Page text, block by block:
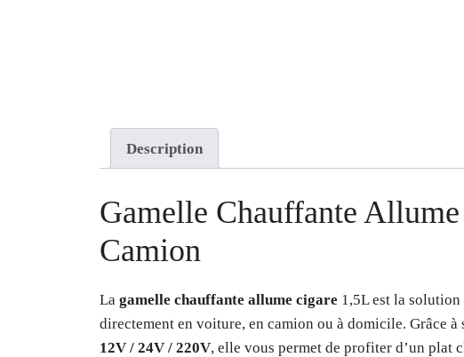
Description
Gamelle Chauffante
Camion
La gamelle chauffante allume cigare 1,5L est la
directement en voiture, en camion ou à domicile. Grâce
12V / 24V / 220V, elle vous permet de profiter d’un plat